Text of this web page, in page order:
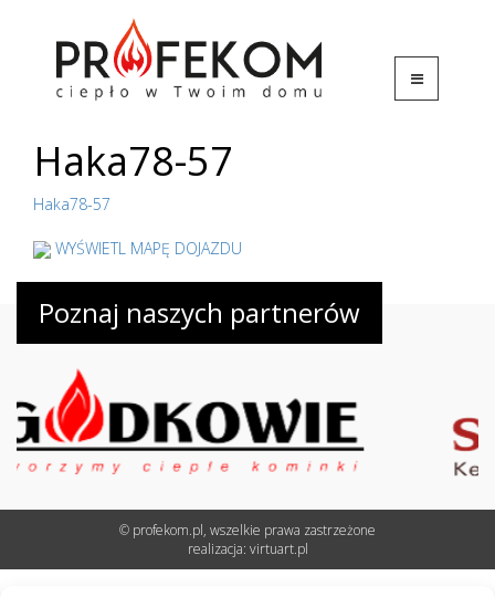
Haka78-57
Haka78-57
WYŚWIETL MAPĘ DOJAZDU
Poznaj naszych partnerów
© profekom.pl, wszelkie prawa zastrzeżone
realizacja: virtuart.pl